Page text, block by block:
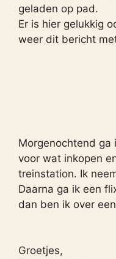
geladen op pad.
Er is hier gelukkig
weer dit bericht
Morgenochtend ga
voor wat inkopen
treinstation. Ik
Daarna ga ik een
dan ben ik over
Groetjes,